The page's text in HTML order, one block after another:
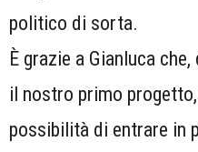
politico di sorta.
È grazie a Gianluca
il nostro primo
possibilità di entrare in